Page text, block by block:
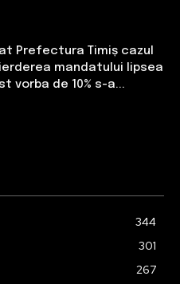
Prefectura Timiș cazul
mandatului lipsea
vorba de 10% s-a...
344
301
267